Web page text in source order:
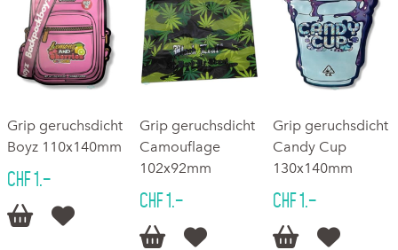
Grip geruchsdicht
Boyz 110x140mm
CHF 1.–
 
Grip geruchsdicht
Camouflage
102x92mm
CHF 1.–
 
Grip geruchsdicht
Candy Cup
130x140mm
CHF 1.–
 